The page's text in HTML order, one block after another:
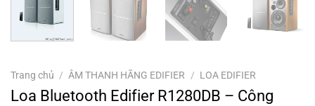
Trang chủ / ÂM THANH HÃNG EDIFIER / LOA EDIFIER
Loa Bluetooth Edifier R1280DB – Công